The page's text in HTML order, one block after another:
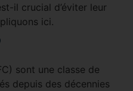
il crucial d’éviter leur
ici.
sont une classe de
depuis des décennies